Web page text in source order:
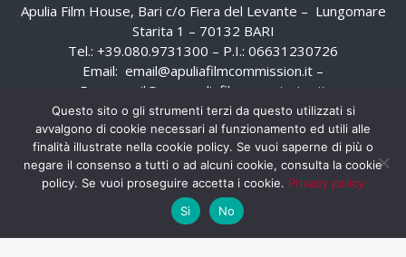
Apulia Film House, Bari c/o Fiera del Levante – Lungomare
Starita 1 – 70132 BARI
Tel.: +39.080.9731300 – P.I.: 06631230726
Email: email@apuliafilmcommission.it –
Pec:
email@pec.apuliafilmcommission.it
Questo sito o gli strumenti terzi da questo utilizzati si
avvalgono di cookie necessari al funzionamento ed utili alle
finalità illustrate nella cookie policy. Se vuoi saperne di più o
negare il consenso a tutti o ad alcuni cookie, consulta la cookie
policy. Se vuoi proseguire accetta i cookie. Privacy policy
Si
No